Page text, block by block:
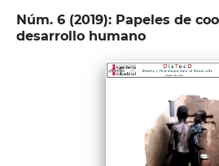
Núm. 6 (2019): Papeles de
desarrollo humano